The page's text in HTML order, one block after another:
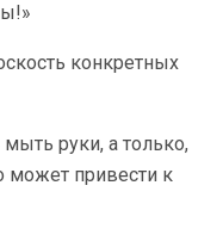
конкретных
руки, а только,
может привести к